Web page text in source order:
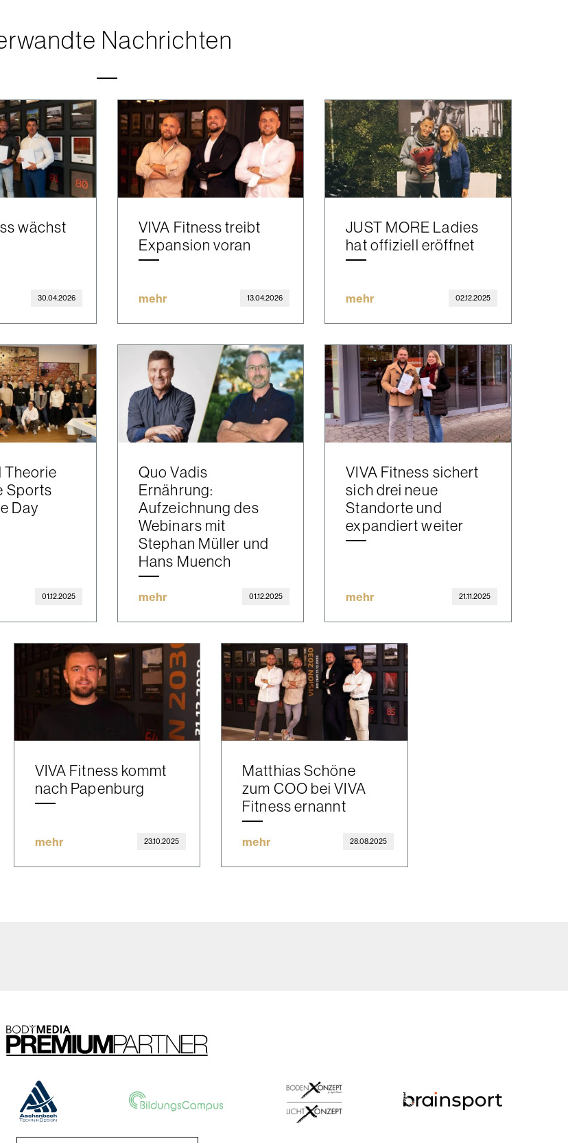
Nachrichten
wächst
30.04.2026
VIVA Fitness treibt
Expansion voran
mehr 13.04.2026
JUST MORE Ladies
hat offiziell eröffnet
mehr 02.12.2025
Theorie
Sports
Day
01.12.2025
Quo Vadis
Ernährung:
Aufzeichnung des
Webinars mit
Stephan Müller und
Hans Muench
mehr 01.12.2025
VIVA Fitness sichert
sich drei neue
Standorte und
expandiert weiter
mehr 21.11.2025
VIVA Fitness kommt
nach Papenburg
mehr 23.10.2025
Matthias Schöne
zum COO bei VIVA
Fitness ernannt
mehr 28.08.2025